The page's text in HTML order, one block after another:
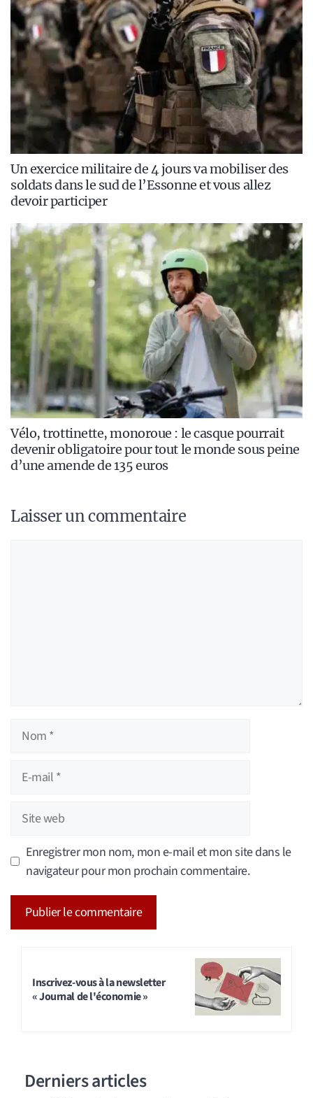
Un exercice militaire de 4 jours va mobiliser des
soldats dans le sud de l’Essonne et vous allez
devoir participer
Vélo, trottinette, monoroue : le casque pourrait
devenir obligatoire pour tout le monde sous peine
d’une amende de 135 euros
Laisser un commentaire
Nom
Site
web
Enregistrer mon nom, mon e-mail et mon site dans le
navigateur pour mon prochain commentaire.
Inscrivez-vous à la newsletter
« Journal de l'économie »
Derniers articles